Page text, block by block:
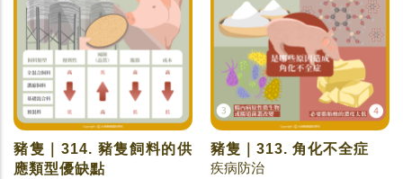
豬隻｜314. 豬隻飼料的供
應類型優缺點
豬隻｜313. 角化不全症
疾病防治